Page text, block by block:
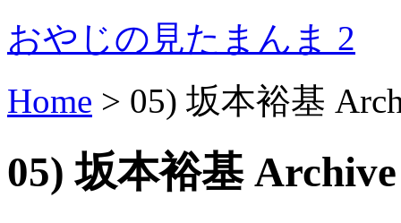
おやじの見たまんま 2
Home > 05) 坂本裕基
05) 坂本裕基 Archive